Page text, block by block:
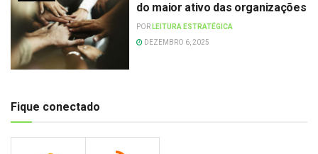
do maior ativo das organizações
POR LEITURA ESTRATÉGICA
DEZEMBRO 6, 2025
Fique conectado